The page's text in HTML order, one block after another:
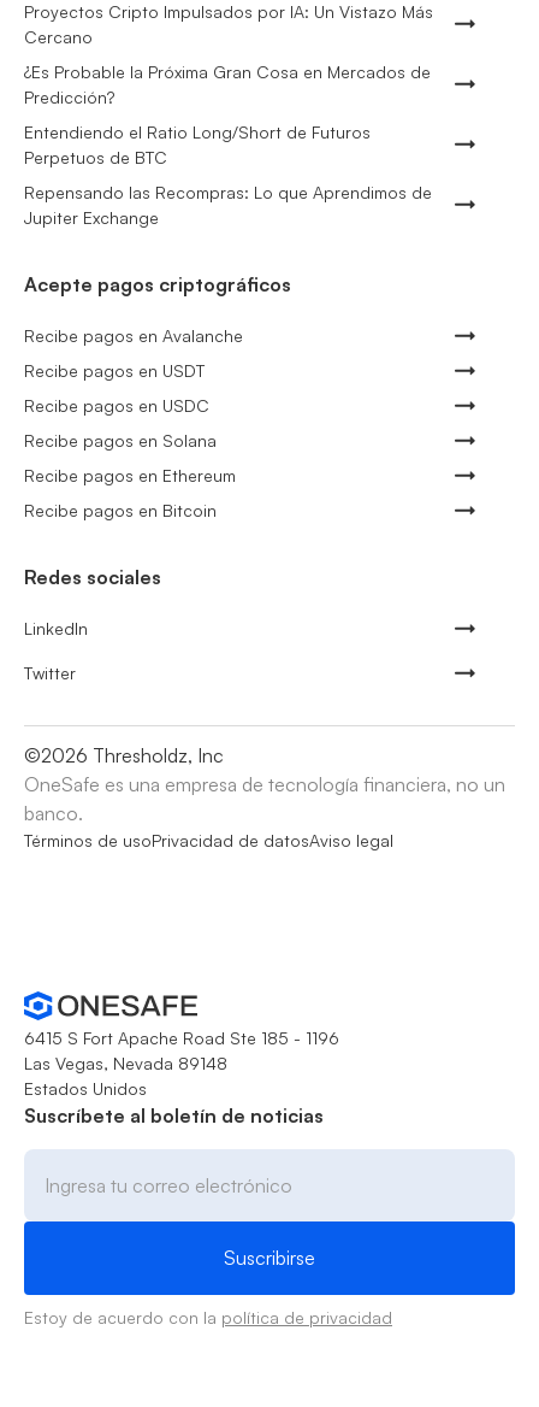
Proyectos Cripto Impulsados por IA: Un Vistazo Más
Cercano
¿Es Probable la Próxima Gran Cosa en Mercados de
Predicción?
Entendiendo el Ratio Long/Short de Futuros
Perpetuos de BTC
Repensando las Recompras: Lo que Aprendimos de
Jupiter Exchange
Acepte pagos criptográficos
Recibe pagos en Avalanche
Recibe pagos en USDT
Recibe pagos en USDC
Recibe pagos en Solana
Recibe pagos en Ethereum
Recibe pagos en Bitcoin
Redes sociales
LinkedIn
Twitter
©2026 Thresholdz, Inc
OneSafe es una empresa de tecnología financiera, no un
banco.
Términos de usoPrivacidad de datosAviso legal
6415 S Fort Apache Road Ste 185 - 1196
Las Vegas, Nevada 89148
Estados Unidos
Suscríbete al boletín de noticias
Estoy de acuerdo con la política de privacidad